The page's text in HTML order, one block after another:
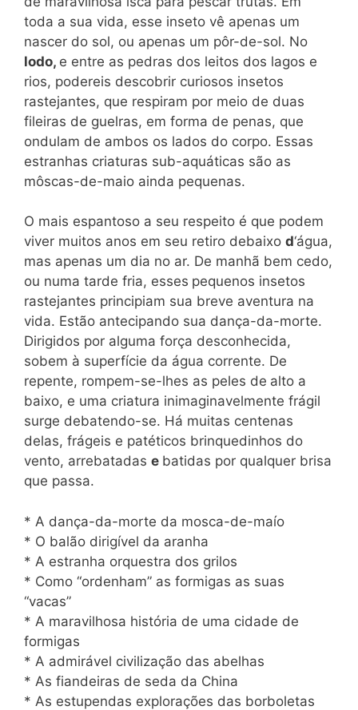
toda a sua vida, esse inseto vê apenas um
nascer do sol, ou apenas um pôr-de-sol. No
lodo, e entre as pedras dos leitos dos lagos e
rios, podereis descobrir curiosos insetos
rastejantes, que respiram por meio de duas
fileiras de guelras, em forma de penas, que
ondulam de ambos os lados do corpo. Essas
estranhas criaturas sub-aquáticas são as
môscas-de-maio ainda pequenas.
O mais espantoso a seu respeito é que podem
viver muitos anos em seu retiro debaixo d‘água,
mas apenas um dia no ar. De manhã bem cedo,
ou numa tarde fria, esses pequenos insetos
rastejantes principiam sua breve aventura na
vida. Estão antecipando sua dança-da-morte.
Dirigidos por alguma força desconhecida,
sobem à superfície da água corrente. De
repente, rompem-se-lhes as peles de alto a
baixo, e uma criatura inimaginavelmente frágil
surge debatendo-se. Há muitas centenas
delas, frágeis e patéticos brinquedinhos do
vento, arrebatadas e batidas por qualquer brisa
que passa.
* A dança-da-morte da mosca-de-maío
* O balão dirigível da aranha
* A estranha orquestra dos grilos
* Como “ordenham” as formigas as suas
“vacas”
* A maravilhosa história de uma cidade de
formigas
* A admirável civilização das abelhas
* As fiandeiras de seda da China
* As estupendas explorações das borboletas